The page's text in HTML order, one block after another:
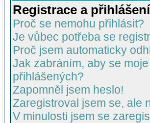
Registrace a přihlášení
Proč se nemohu přihlásit?
Je vůbec potřeba se
Proč jsem automaticky
Jak zabráním, aby se
přihlášených?
Zapomněl jsem heslo!
Zaregistroval jsem se, ale
V minulosti jsem se